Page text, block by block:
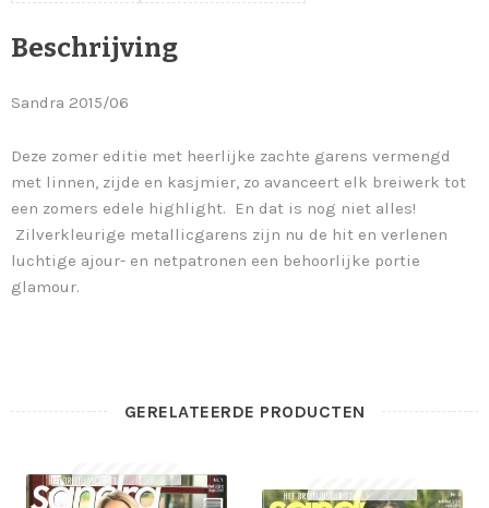
Beschrijving
Sandra 2015/06
Deze zomer editie met heerlijke zachte garens vermengd
met linnen, zijde en kasjmier, zo avanceert elk breiwerk tot
een zomers edele highlight. En dat is nog niet alles!
Zilverkleurige metallicgarens zijn nu de hit en verlenen
luchtige ajour- en netpatronen een behoorlijke portie
glamour.
GERELATEERDE PRODUCTEN